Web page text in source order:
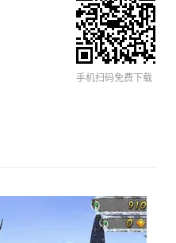
手机扫码免费下载